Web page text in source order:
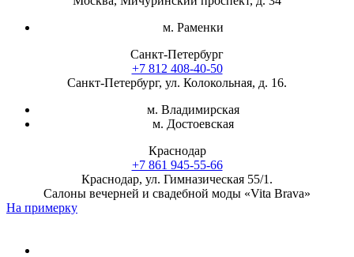
м. Раменки
Санкт-Петербург
+7 812 408-40-50
Санкт-Петербург, ул. Колокольная, д. 16.
м. Владимирская
м. Достоевская
Краснодар
+7 861 945-55-66
Краснодар, ул. Гимназическая 55/1.
Салоны вечерней и свадебной моды «Vita Brava»
На примерку